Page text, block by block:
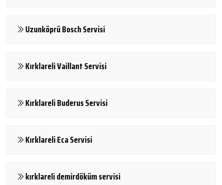
Uzunköprü Bosch Servisi
Kırklareli Vaillant Servisi
Kırklareli Buderus Servisi
Kırklareli Eca Servisi
kırklareli demirdöküm servisi